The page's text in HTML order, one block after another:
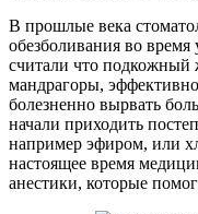
В прошлые века
обезболивания во
считали что подкожный
мандрагоры,
болезненно вырвать
начали приходить
например эфиром, или
настоящее время
анестики, которые